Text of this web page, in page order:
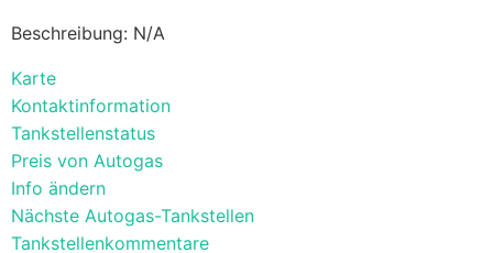
Beschreibung: N/A
Karte
Kontaktinformation
Tankstellenstatus
Preis von Autogas
Info ändern
Nächste Autogas-Tankstellen
Tankstellenkommentare